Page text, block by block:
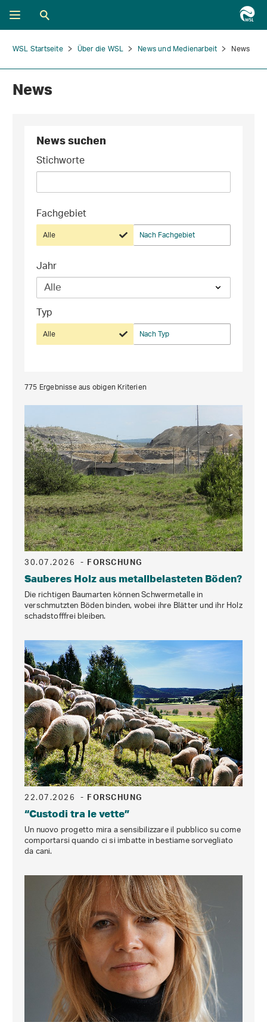
WSL Startseite Über die WSL News und Medienarbeit News
News
News suchen
Stichworte
Fachgebiet
Alle Nach Fachgebiet
Jahr
Typ
Alle Nach Typ
775Ergebnisse aus obigen Kriterien
30.07.2026 - FORSCHUNG
Sauberes Holz aus metallbelasteten Böden?
Die richtigen Baumarten können Schwermetalle in
verschmutzten Böden binden, wobei ihre Blätter und ihr Holz
schadstofffrei bleiben.
22.07.2026 - FORSCHUNG
“Custodi tra le vette”
Un nuovo progetto mira a sensibilizzare il pubblico su come
comportarsi quando ci si imbatte in bestiame sorvegliato
da cani.